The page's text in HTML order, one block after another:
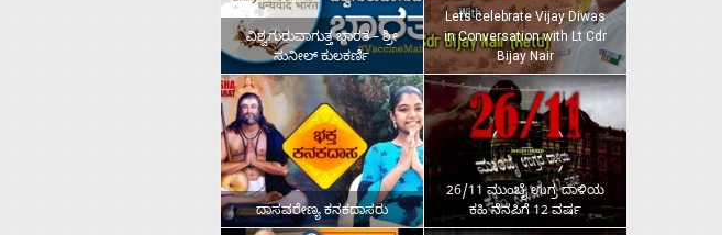
ವಿಶ್ವಗುರುವಾಗುತ್ತ ಭಾರತ – ಶ್ರೀ
ಸುನೀಲ್‌ ಕುಲಕರ್ಣಿ
Lets celebrate Vijay Diwas
in Conversation with Lt Cdr
Bijay Nair
ದಾಸವರೇಣ್ಯ ಕನಕದಾಸರು
26/11 ಮುಂಬೈ ಉಗ್ರ ದಾಳಿಯ
ಕಹಿ ನೆನಪಿಗೆ 12 ವರ್ಷ